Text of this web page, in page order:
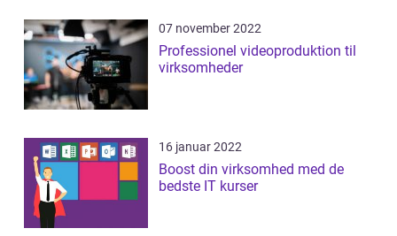
07 november 2022
Professionel videoproduktion til
virksomheder
16 januar 2022
Boost din virksomhed med de
bedste IT kurser